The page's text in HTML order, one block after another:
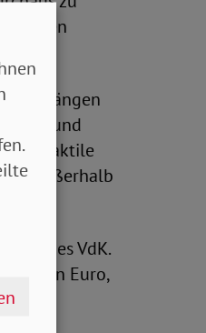
Zugängen
und
taktile
außerhalb
VdK.
Euro,